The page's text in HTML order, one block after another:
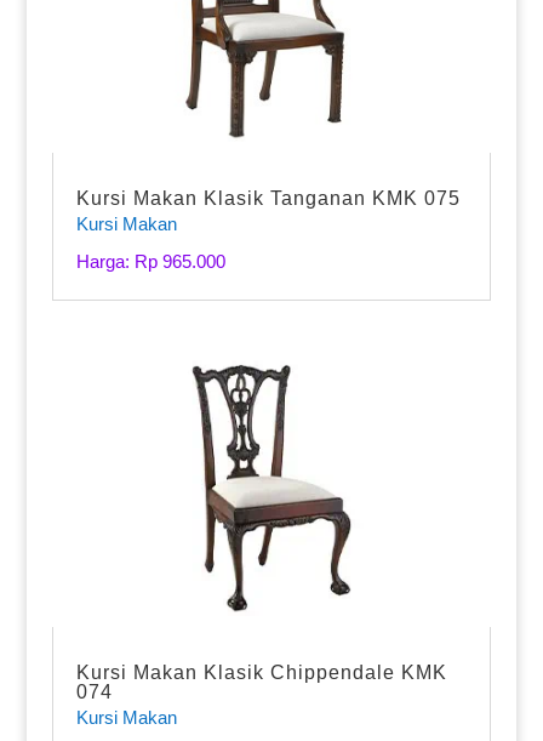
Kursi Makan Klasik Tanganan KMK 075
Kursi Makan
Harga: Rp 965.000
Kursi Makan Klasik Chippendale KMK
074
Kursi Makan